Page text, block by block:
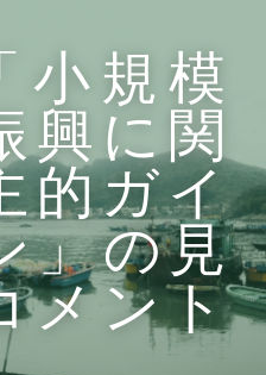
小規模
興に関
的ガイ
」の見
メント